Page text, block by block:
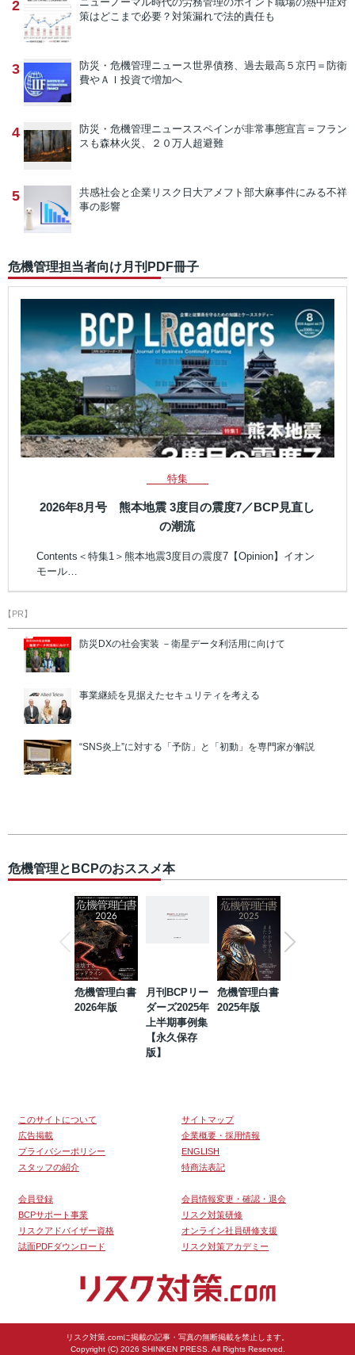
2
策はどこまで必要？対策漏れで法的責任も
3 防災・危機管理ニュース世界債務、過去最高５京円＝防衛
費やＡＩ投資で増加へ
4 防災・危機管理ニューススペインが非常事態宣言＝フラン
スも森林火災、２０万人超避難
5 共感社会と企業リスク 日大アメフト部大麻事件にみる不祥
事の影響
危機管理担当者向け月刊PDF冊子
特集
2026年8月号 熊本地震 3度目の震度7／BCP見直し
の潮流
Contents＜特集1＞熊本地震3度目の震度7【Opinion】イオン
モール…
【PR】
防災DXの社会実装 －衛星データ利活用に向けて
事業継続を見据えたセキュリティを考える
“SNS炎上”に対する「予防」と「初動」を専門家が解説
危機管理とBCPのおススメ本
危機管理白書
2026年版
月刊BCPリー
ダーズ2025年
上半期事例集
【永久保存
版】
危機管理白書
2025年版
このサイトについて
サイトマップ
広告掲載
企業概要・採用情報
プライバシーポリシー
ENGLISH
スタッフの紹介
特商法表記
会員登録
会員情報変更・確認・退会
BCPサポート事業
リスク対策研修
リスクアドバイザー資格
オンライン社員研修支援
誌面PDFダウンロード
リスク対策アカデミー
リスク対策.comに掲載の記事・写真の無断掲載を禁止します。
Copyright (C) 2026 SHINKEN PRESS. All Rights Reserved.